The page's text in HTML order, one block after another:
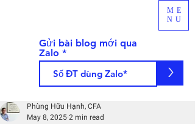
ME
NU
Gửi bài blog mới qua
Zalo
>
Phùng Hữu Hạnh, CFA
May 8, 2025 2 min read